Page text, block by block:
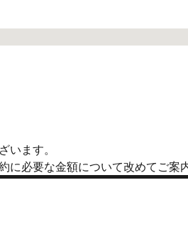
います。
に必要な金額について改めてご案